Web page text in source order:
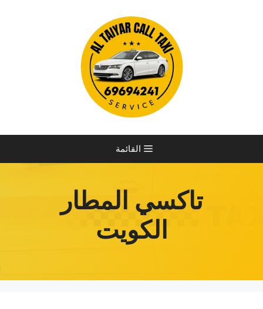
القائمة
تاكسي المطار
الكويت